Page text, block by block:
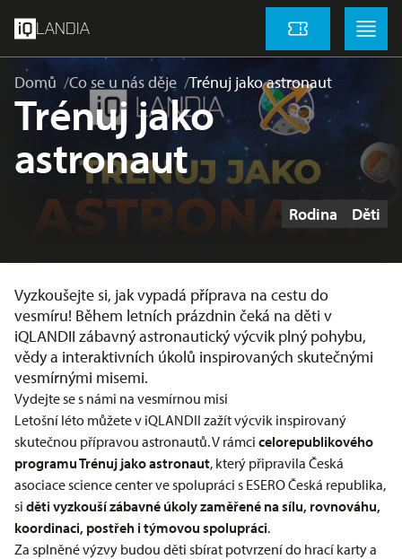
LANDIA Vstupenky
Menu
Domů Co se u nás děje Trénuj jako astronaut
Trénuj jako
astronaut
Štítky
Rodina Děti
Vyzkoušejte si, jak vypadá příprava na cestu do
vesmíru! Během letních prázdnin čeká na děti v
iQLANDII zábavný astronautický výcvik plný pohybu,
vědy a interaktivních úkolů inspirovaných skutečnými
vesmírnými misemi.
Vydejte se s námi na vesmírnou misi
Letošní léto můžete v iQLANDII zažít výcvik inspirovaný
skutečnou přípravou astronautů. V rámci celorepublikového
programu Trénuj jako astronaut, který připravila Česká
asociace science center ve spolupráci s ESERO Česká republika,
si děti vyzkouší zábavné úkoly zaměřené na sílu, rovnováhu,
koordinaci, postřeh i týmovou spolupráci.
Za splněné výzvy budou děti sbírat potvrzení do hrací karty a